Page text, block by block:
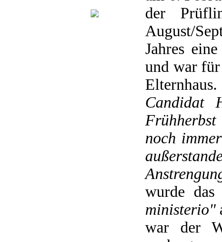
der
August/
Jahres
und war
Candidat
noch
wurde
ministerio"
war der